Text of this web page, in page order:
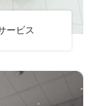
ービス